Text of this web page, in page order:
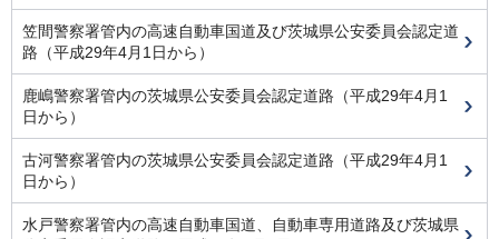
笠間警察署管内の高速自動車国道及び茨城県公安委員会認定道
路（平成29年4月1日から）
鹿嶋警察署管内の茨城県公安委員会認定道路（平成29年4月1
日から）
古河警察署管内の茨城県公安委員会認定道路（平成29年4月1
日から）
水戸警察署管内の高速自動車国道、自動車専用道路及び茨城県